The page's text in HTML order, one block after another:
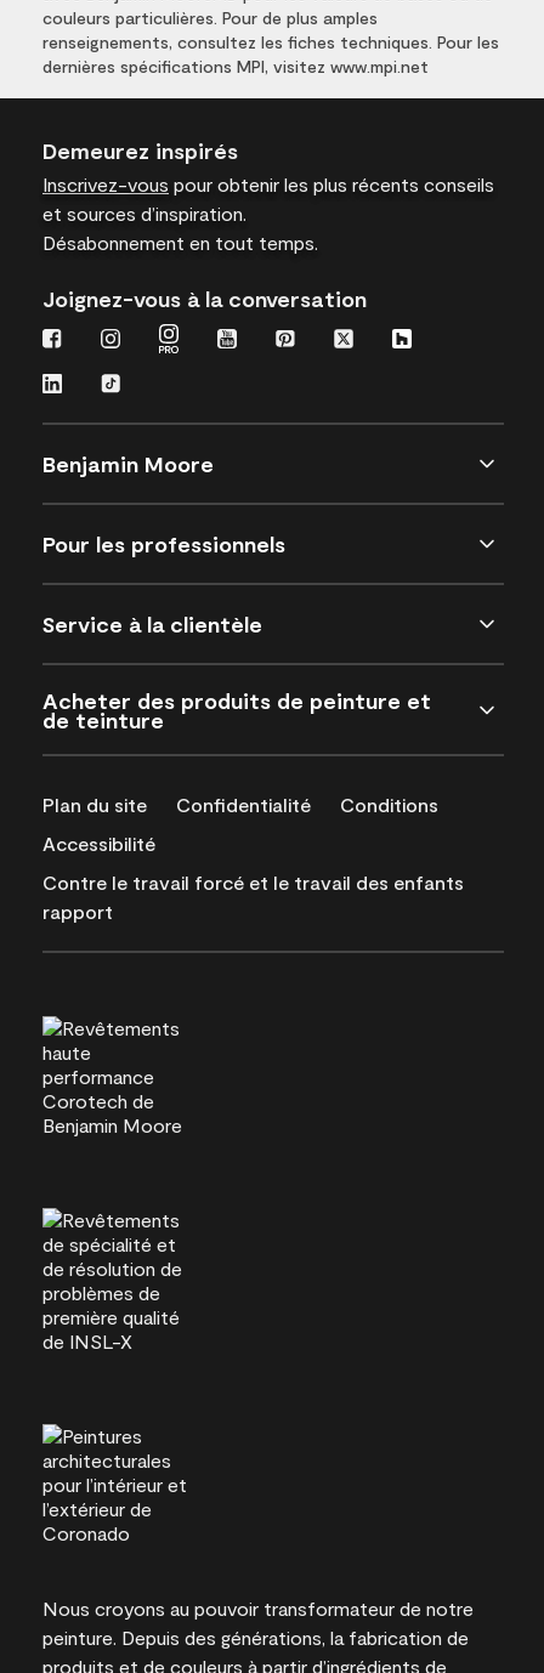
couleurs particulières. Pour de plus amples
renseignements, consultez les fiches techniques. Pour les
dernières spécifications MPI, visitez www.mpi.net
Demeurez inspirés
Inscrivez-vous pour obtenir les plus récents conseils
et sources d’inspiration.
Désabonnement en tout temps.
Joignez-vous à la conversation
Benjamin Moore
Pour les professionnels
Service à la clientèle
Acheter des produits de peinture et
de teinture
Plan du site Confidentialité
Conditions
Accessibilité
Contre le travail forcé et le travail des enfants
rapport
Nous croyons au pouvoir transformateur de notre
peinture. Depuis des générations, la fabrication de
produits et de couleurs à partir d’ingrédients de